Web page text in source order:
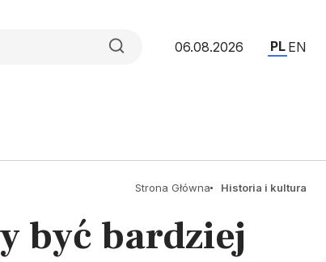
06.08.2026 PL EN
Strona Główna Historia i kultura
być bardziej